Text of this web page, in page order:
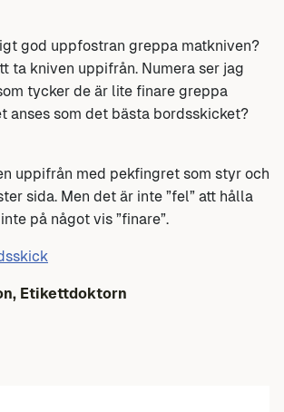
god uppfostran greppa matkniven?
ta kniven uppifrån. Numera ser jag
tycker de är lite finare greppa
anses som det bästa bordsskicket?
uppifrån med pekfingret som styr och
sida. Men det är inte ”fel” att hålla
på något vis ”finare”.
Etikettdoktorn